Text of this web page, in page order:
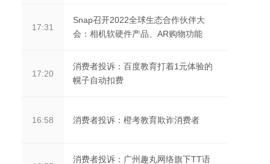
17:31
Snap召开2022全球生态合作伙伴大
会：相机软硬件产品、AR购物功能
17:20
消费者投诉：百度教育打着1元体验的
幌子自动扣费
16:58 消费者投诉：橙考教育欺诈消费者
消费者投诉：广州趣丸网络旗下TT语